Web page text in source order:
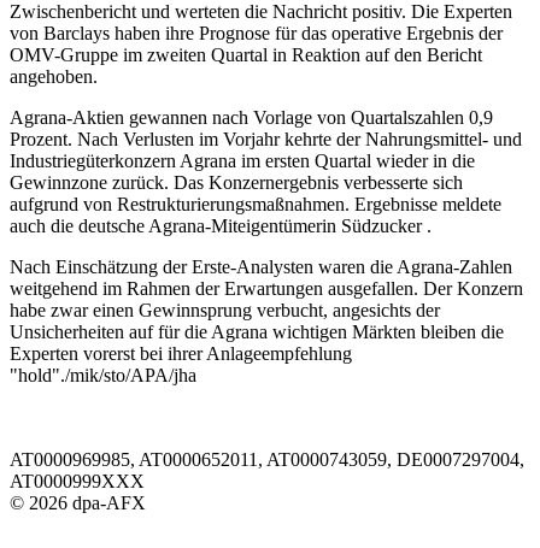
Zwischenbericht und werteten die Nachricht positiv. Die Experten
von Barclays haben ihre Prognose für das operative Ergebnis der
OMV-Gruppe im zweiten Quartal in Reaktion auf den Bericht
angehoben.
Agrana-Aktien gewannen nach Vorlage von Quartalszahlen 0,9
Prozent. Nach Verlusten im Vorjahr kehrte der Nahrungsmittel- und
Industriegüterkonzern Agrana im ersten Quartal wieder in die
Gewinnzone zurück. Das Konzernergebnis verbesserte sich
aufgrund von Restrukturierungsmaßnahmen. Ergebnisse meldete
auch die deutsche Agrana-Miteigentümerin Südzucker .
Nach Einschätzung der Erste-Analysten waren die Agrana-Zahlen
weitgehend im Rahmen der Erwartungen ausgefallen. Der Konzern
habe zwar einen Gewinnsprung verbucht, angesichts der
Unsicherheiten auf für die Agrana wichtigen Märkten bleiben die
Experten vorerst bei ihrer Anlageempfehlung
"hold"./mik/sto/APA/jha
AT0000969985, AT0000652011, AT0000743059, DE0007297004,
AT0000999XXX
© 2026 dpa-AFX